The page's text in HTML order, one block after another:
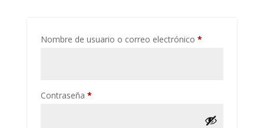
Nombre de usuario o correo electrónico *Obligatorio
Contraseña *Obligatorio